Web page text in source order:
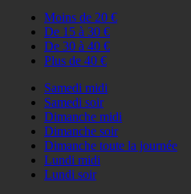
Moins de 20 €
De 15 à 30 €
De 30 à 40 €
Plus de 40 €
Samedi midi
Samedi soir
Dimanche midi
Dimanche soir
Dimanche toute la journée
Lundi midi
Lundi soir